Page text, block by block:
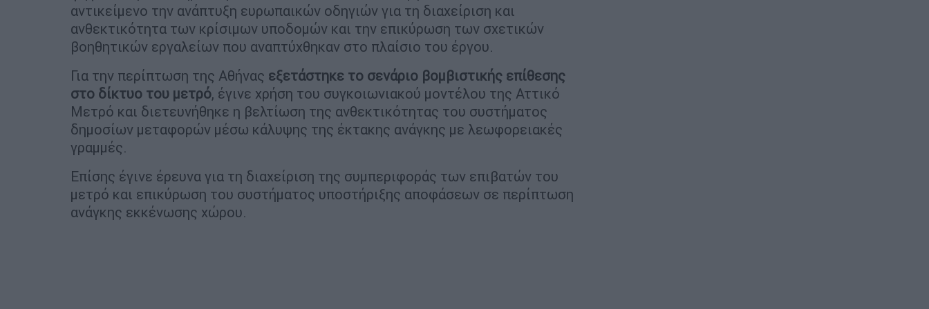
αντικείμενο την ανάπτυξη ευρωπαικών οδηγιών για τη διαχείριση και
ανθεκτικότητα των κρίσιμων υποδομών και την επικύρωση των σχετικών
βοηθητικών εργαλείων που αναπτύχθηκαν στο πλαίσιο του έργου.
Για την περίπτωση της Αθήνας εξετάστηκε το σενάριο βομβιστικής επίθεσης
στο δίκτυο του μετρό, έγινε χρήση του συγκοιωνιακού μοντέλου της Αττικό
Μετρό και διετευνήθηκε η βελτίωση της ανθεκτικότητας του συστήματος
δημοσίων μεταφορών μέσω κάλυψης της έκτακης ανάγκης με λεωφορειακές
γραμμές.
Επίσης έγινε έρευνα για τη διαχείριση της συμπεριφοράς των επιβατών του
μετρό και επικύρωση του συστήματος υποστήριξης αποφάσεων σε περίπτωση
ανάγκης εκκένωσης χώρου.